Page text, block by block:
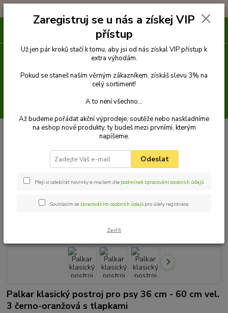
Venčení Postroje a kšírky Klasické postroje
Postroj klasik 3
Palkar klasický postroj pro psy 36 cm - 60 cm vel. 3 černo-oranžová s
Palkar klasický postroj pro psy 36
cm - 60 cm vel. 3 černo-oranžová
s tlapkami
Palkar klasický postroj pro psy 36 cm - 60 cm vel.
3 černo-oranžová s tlapkami
Zaregistruj se u nás a získej VIP
přístup
Už jen pár kroků stačí k tomu, aby jsi od nás získal VIP přístup k
extra výhodám.
Pokud se staneš naším věrným zákazníkem, získáš slevu 3% na
celý sortiment!
A to není všechno...
Až budeme pořádat akční výprodeje, soutěže nebo naskladníme
na eshop nové produkty, ty budeš mezi prvními, kterým
napíšeme.
Odeslat
Přeji si odebírat novinky e-mailem dle podmínek zpracování osobních údajů.
Souhlasím se zpracováním osobních údajů pro účely registrace.
Zavřít